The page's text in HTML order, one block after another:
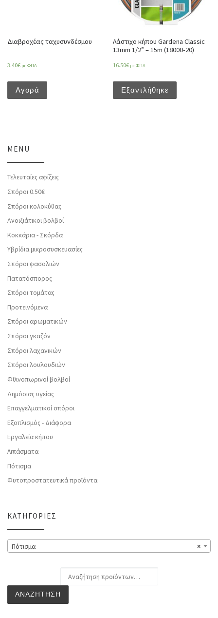
Διαβροχέας ταχυσυνδέσμου
3.40€ με ΦΠΑ
Αγορά
Λάστιχο κήπου Gardena Classic
13mm 1/2” – 15m (18000-20)
16.50€ με ΦΠΑ
Εξαντλήθηκε
MENU
Τελευταίες αφίξεις
Σπόροι 0.50€
Σπόροι κολοκύθας
Ανοιξιάτικοι βολβοί
Κοκκάρια - Σκόρδα
Υβρίδια μικροσυσκευασίες
Σπόροι φασολιών
Πατατόσπορος
Σπόροι τομάτας
Προτεινόμενα
Σπόροι αρωματικών
Σπόροι γκαζόν
Σπόροι λαχανικών
Σπόροι λουλουδιών
Φθινοπωρινοί βολβοί
Δημόσιας υγείας
Επαγγελματικοί σπόροι
Εξοπλισμός - Διάφορα
Εργαλεία κήπου
Λιπάσματα
Πότισμα
Φυτοπροστατευτικά προϊόντα
ΚΑΤΗΓΟΡΊΕΣ
×
Πότισμα
ΑΝΑΖΉΤΗΣΗ